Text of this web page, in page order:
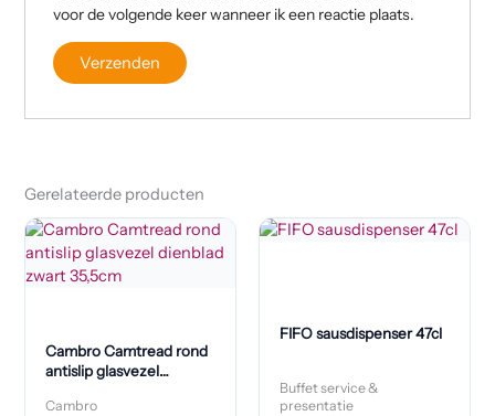
voor de volgende keer wanneer ik een reactie plaats.
Gerelateerde producten
Cambro Camtread rond
antislip glasvezel
Cambro
FIFO sausdispenser 47cl
Buffet service &
presentatie